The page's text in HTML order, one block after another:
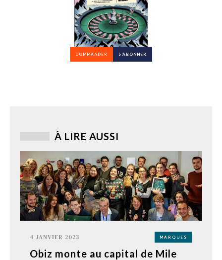
COMMANDER S’ABONNER
À LIRE AUSSI
4 JANVIER 2023 MARQUES
Obiz monte au capital de Mile